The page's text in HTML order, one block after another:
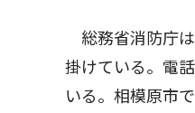
総務省消防庁は
掛けている。電
いる。相模原市